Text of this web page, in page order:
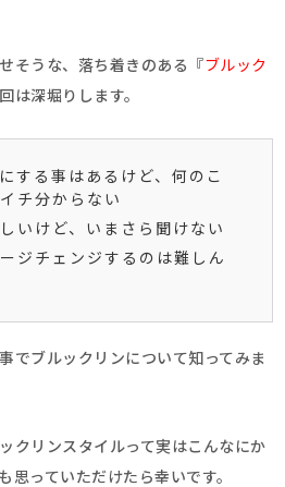
そうな、落ち着きのある『ブルック
は深堀りします。
する事はあるけど、何のこ
チ分からない
いけど、いまさら聞けない
ジチェンジするのは難しん
でブルックリンについて知ってみま
クリンスタイルって実はこんなにか
思っていただけたら幸いです。